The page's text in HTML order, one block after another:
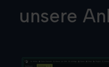
unsere